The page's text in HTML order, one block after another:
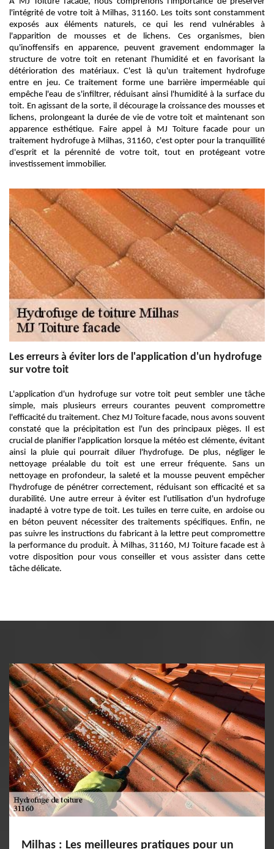
l'intégrité de votre toit à Milhas, 31160. Les toits sont constamment
exposés aux éléments naturels, ce qui les rend vulnérables à
l'apparition de mousses et de lichens. Ces organismes, bien
qu'inoffensifs en apparence, peuvent gravement endommager la
structure de votre toit en retenant l'humidité et en favorisant la
détérioration des matériaux. C'est là qu'un traitement hydrofuge
entre en jeu. Ce traitement forme une barrière imperméable qui
empêche l'eau de s'infiltrer, réduisant ainsi l'humidité à la surface du
toit. En agissant de la sorte, il décourage la croissance des mousses et
lichens, prolongeant la durée de vie de votre toit et maintenant son
apparence esthétique. Faire appel à MJ Toiture facade pour un
traitement hydrofuge à Milhas, 31160, c'est opter pour la tranquillité
d'esprit et la pérennité de votre toit, tout en protégeant votre
investissement immobilier.
Les erreurs à éviter lors de l'application d'un hydrofuge
sur votre toit
L'application d'un hydrofuge sur votre toit peut sembler une tâche
simple, mais plusieurs erreurs courantes peuvent compromettre
l'efficacité du traitement. Chez MJ Toiture facade, nous avons souvent
constaté que la précipitation est l'un des principaux pièges. Il est
crucial de planifier l'application lorsque la météo est clémente, évitant
ainsi la pluie qui pourrait diluer l'hydrofuge. De plus, négliger le
nettoyage préalable du toit est une erreur fréquente. Sans un
nettoyage en profondeur, la saleté et la mousse peuvent empêcher
l'hydrofuge de pénétrer correctement, réduisant son efficacité et sa
durabilité. Une autre erreur à éviter est l'utilisation d'un hydrofuge
inadapté à votre type de toit. Les tuiles en terre cuite, en ardoise ou
en béton peuvent nécessiter des traitements spécifiques. Enfin, ne
pas suivre les instructions du fabricant à la lettre peut compromettre
la performance du produit. À Milhas, 31160, MJ Toiture facade est à
votre disposition pour vous conseiller et vous assister dans cette
tâche délicate.
Milhas : Les meilleures pratiques pour un